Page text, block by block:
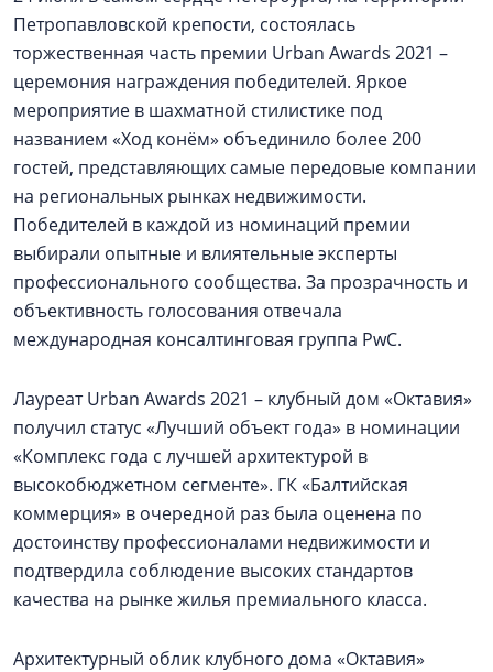
Петропавловской крепости, состоялась
торжественная часть премии Urban Awards 2021 –
церемония награждения победителей. Яркое
мероприятие в шахматной стилистике под
названием «Ход конём» объединило более 200
гостей, представляющих самые передовые компании
на региональных рынках недвижимости.
Победителей в каждой из номинаций премии
выбирали опытные и влиятельные эксперты
профессионального сообщества. За прозрачность и
объективность голосования отвечала
международная консалтинговая группа PwC.
Лауреат Urban Awards 2021 – клубный дом «Октавия»
получил статус «Лучший объект года» в номинации
«Комплекс года с лучшей архитектурой в
высокобюджетном сегменте». ГК «Балтийская
коммерция» в очередной раз была оценена по
достоинству профессионалами недвижимости и
подтвердила соблюдение высоких стандартов
качества на рынке жилья премиального класса.
Архитектурный облик клубного дома «Октавия»